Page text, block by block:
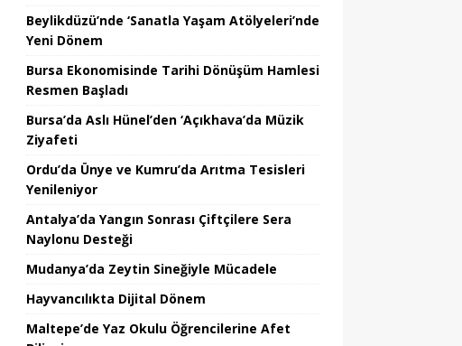
Beylikdüzü’nde ‘Sanatla Yaşam Atölyeleri’nde
Yeni Dönem
Bursa Ekonomisinde Tarihi Dönüşüm Hamlesi
Resmen Başladı
Bursa’da Aslı Hünel’den ‘Açıkhava’da Müzik
Ziyafeti
Ordu’da Ünye ve Kumru’da Arıtma Tesisleri
Yenileniyor
Antalya’da Yangın Sonrası Çiftçilere Sera
Naylonu Desteği
Mudanya’da Zeytin Sineğiyle Mücadele
Hayvancılıkta Dijital Dönem
Maltepe’de Yaz Okulu Öğrencilerine Afet